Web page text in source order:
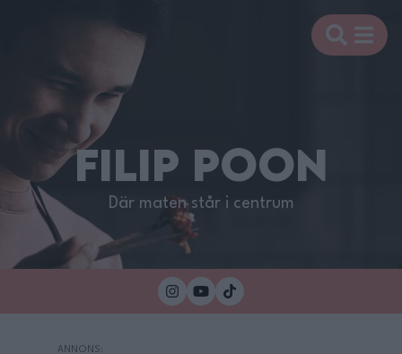
FILIP POON
Där maten står i centrum